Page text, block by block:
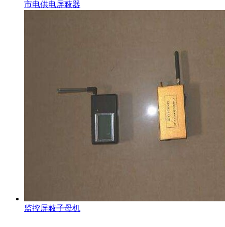
市电供电屏蔽器
监控屏蔽子母机